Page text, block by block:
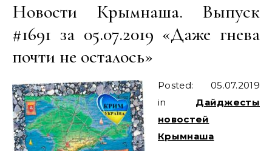
Новости Крымнаша. Выпуск
#1691 за 05.07.2019 «Даже гнева
почти не осталось»
Posted: 05.07.2019
in Дайджесты
новостей
Крымнаша